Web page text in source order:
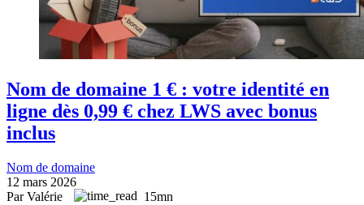
Nom de domaine 1 € : votre identité en
ligne dès 0,99 € chez LWS avec bonus
inclus
Nom de domaine
12 mars 2026
Par Valérie
15mn